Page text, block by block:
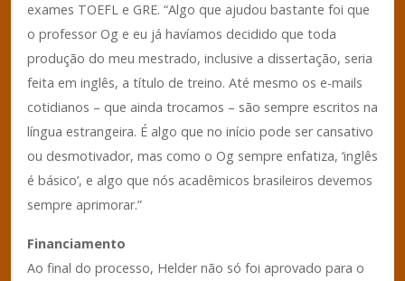
exames TOEFL e GRE. “Algo que ajudou bastante foi que
o professor Og e eu já havíamos decidido que toda
produção do meu mestrado, inclusive a dissertação, seria
feita em inglês, a título de treino. Até mesmo os e-mails
cotidianos – que ainda trocamos – são sempre escritos na
língua estrangeira. É algo que no início pode ser cansativo
ou desmotivador, mas como o Og sempre enfatiza, ‘inglês
é básico’, e algo que nós acadêmicos brasileiros devemos
sempre aprimorar.”
Financiamento
Ao final do processo, Helder não só foi aprovado para o